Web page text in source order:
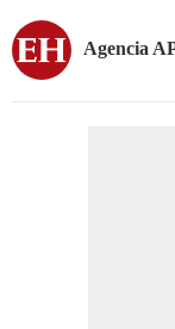
Agencia